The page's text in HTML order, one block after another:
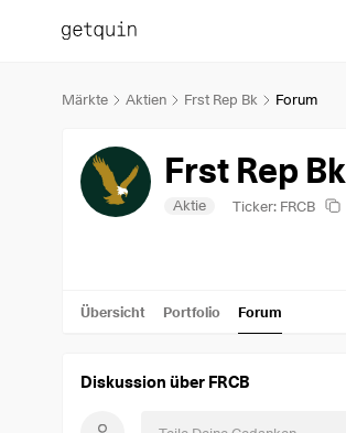
Märkte Aktien Frst Rep Bk Forum
Frst Rep Bk
Aktie Ticker: FRCB
Übersicht Portfolio Forum
Diskussion über FRCB